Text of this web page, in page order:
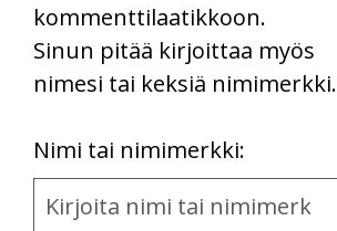
kommenttilaatikkoon.
Sinun pitää kirjoittaa myös
nimesi tai keksiä nimimerkki.
Nimi tai nimimerkki:
Name
and